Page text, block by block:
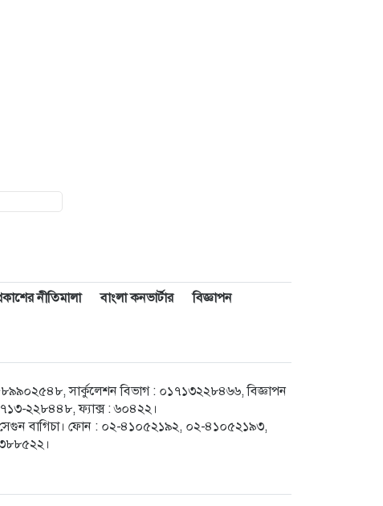
নীতিমালা বাংলা কনভার্টার
বিজ্ঞাপন
সার্কুলেশন বিভাগ : ০১৭১৩২২৮৪৬৬, বিজ্ঞাপন
২২৮৪৪৮, ফ্যাক্স : ৬০৪২২।
সেগুন বাগিচা। ফোন : ০২-৪১০৫২১৯২, ০২-৪১০৫২১৯৩,